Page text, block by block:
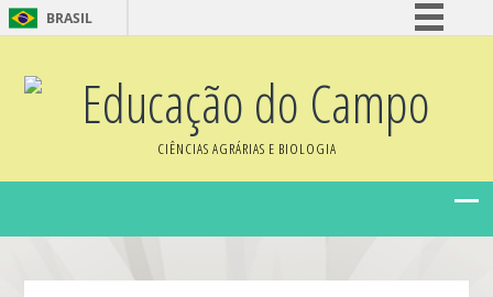
BRASIL
Comunica BR
Participe
Acesso à informação
Educação do Campo
CIÊNCIAS AGRÁRIAS E BIOLOGIA